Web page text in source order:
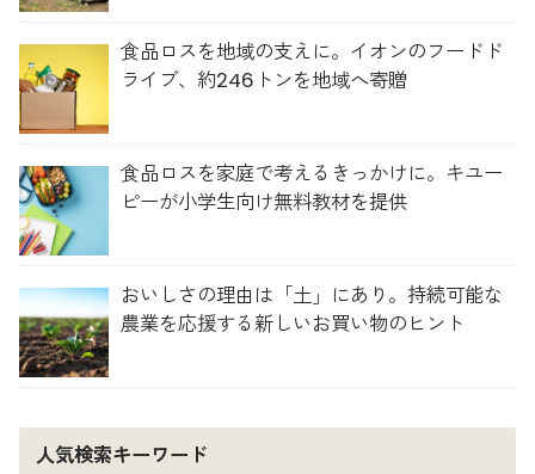
食品ロスを地域の支えに。イオンのフードド
ライブ、約246トンを地域へ寄贈
食品ロスを家庭で考えるきっかけに。キユー
ピーが小学生向け無料教材を提供
おいしさの理由は「土」にあり。持続可能な
農業を応援する新しいお買い物のヒント
人気検索キーワード